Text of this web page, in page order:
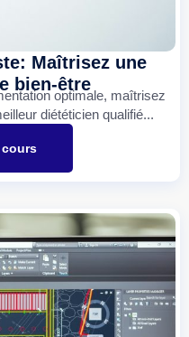
Maîtrisez une
bien-être
optimale, maîtrisez
diététicien qualifié...
cours